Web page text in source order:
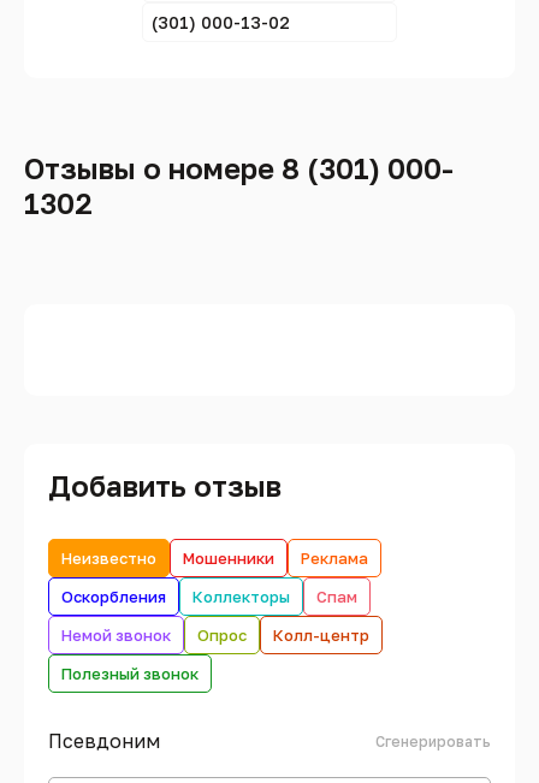
(301) 000-13-02
Отзывы о номере 8 (301) 000-
1302
Добавить отзыв
Неизвестно Мошенники
Реклама
Оскорбления
Коллекторы
Спам
Немой звонок
Опрос
Колл-центр
Полезный звонок
Псевдоним Сгенерировать